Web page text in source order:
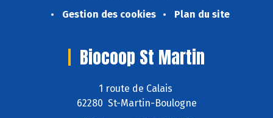
Gestion des cookies
Plan du site
Biocoop St Martin
1 route de Calais
62280 St-Martin-Boulogne